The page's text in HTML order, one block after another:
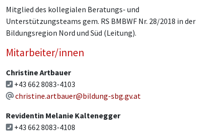
Mitglied des kollegialen Beratungs- und
Unterstützungsteams gem. RS BMBWF Nr. 28/2018 in der
Bildungsregion Nord und Süd (Leitung).
Mitarbeiter/innen
Christine Artbauer
+43 662 8083-4103
christine.artbauer@bildung-sbg.gv.at
Revidentin Melanie Kaltenegger
+43 662 8083-4108